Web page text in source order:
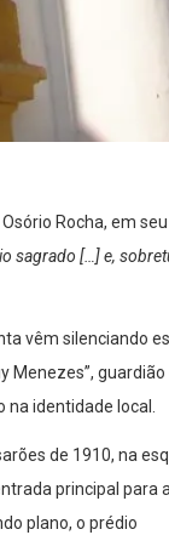
Rocha, em
sagrado […] e,
vêm silenciando
Menezes”,
identidade local.
de 1910, na
principal para
plano, o prédio